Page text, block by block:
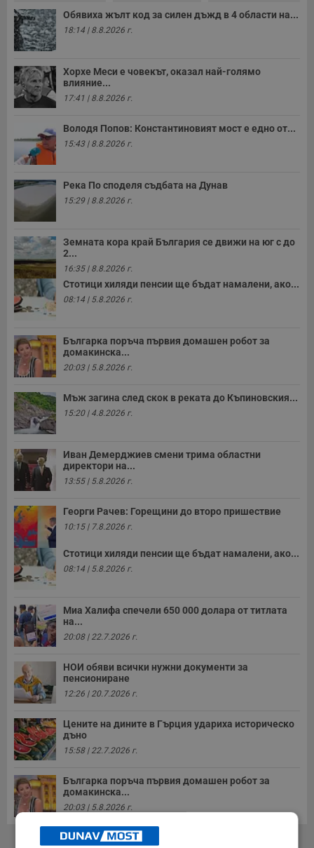
Обявиха жълт код за силен дъжд в 4 области на...
18:14 | 8.8.2026 г.
Хорхе Меси е човекът, оказал най-голямо
влияние...
17:41 | 8.8.2026 г.
Володя Попов: Константиновият мост е едно от...
15:43 | 8.8.2026 г.
Река По споделя съдбата на Дунав
15:29 | 8.8.2026 г.
Земната кора край България се движи на юг с до
2...
16:35 | 8.8.2026 г.
Стотици хиляди пенсии ще бъдат намалени, ако...
08:14 | 5.8.2026 г.
Българка поръча първия домашен робот за
домакинска...
20:03 | 5.8.2026 г.
Мъж загина след скок в реката до Къпиновския...
15:20 | 4.8.2026 г.
Иван Демерджиев смени трима областни
директори на...
13:55 | 5.8.2026 г.
Георги Рачев: Горещини до второ пришествие
10:15 | 7.8.2026 г.
Стотици хиляди пенсии ще бъдат намалени, ако...
08:14 | 5.8.2026 г.
Миа Халифа спечели 650 000 долара от титлата
на...
20:08 | 22.7.2026 г.
НОИ обяви всички нужни документи за
пенсиониране
12:26 | 20.7.2026 г.
Цените на дините в Гърция удариха историческо
дъно
15:58 | 22.7.2026 г.
Българка поръча първия домашен робот за
домакинска...
20:03 | 5.8.2026 г.